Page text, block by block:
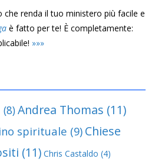
che renda il tuo ministero più facile e
è fatto per te! È completamente:
»»»
(8)Andrea Thomas (11)
spirituale (9) Chiese
(11) Chris Castaldo (4)